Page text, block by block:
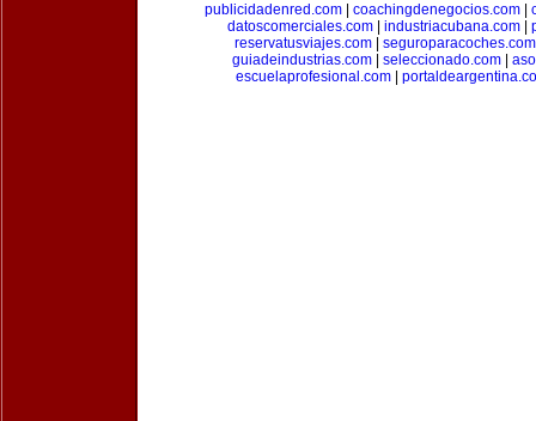
publicidadenred.com| coachingdenegocios.com|
datoscomerciales.com| industriacubana.com|
reservatusviajes.com| seguroparacoches.com
guiadeindustrias.com
seleccionado.com
escuelaprofesional.com